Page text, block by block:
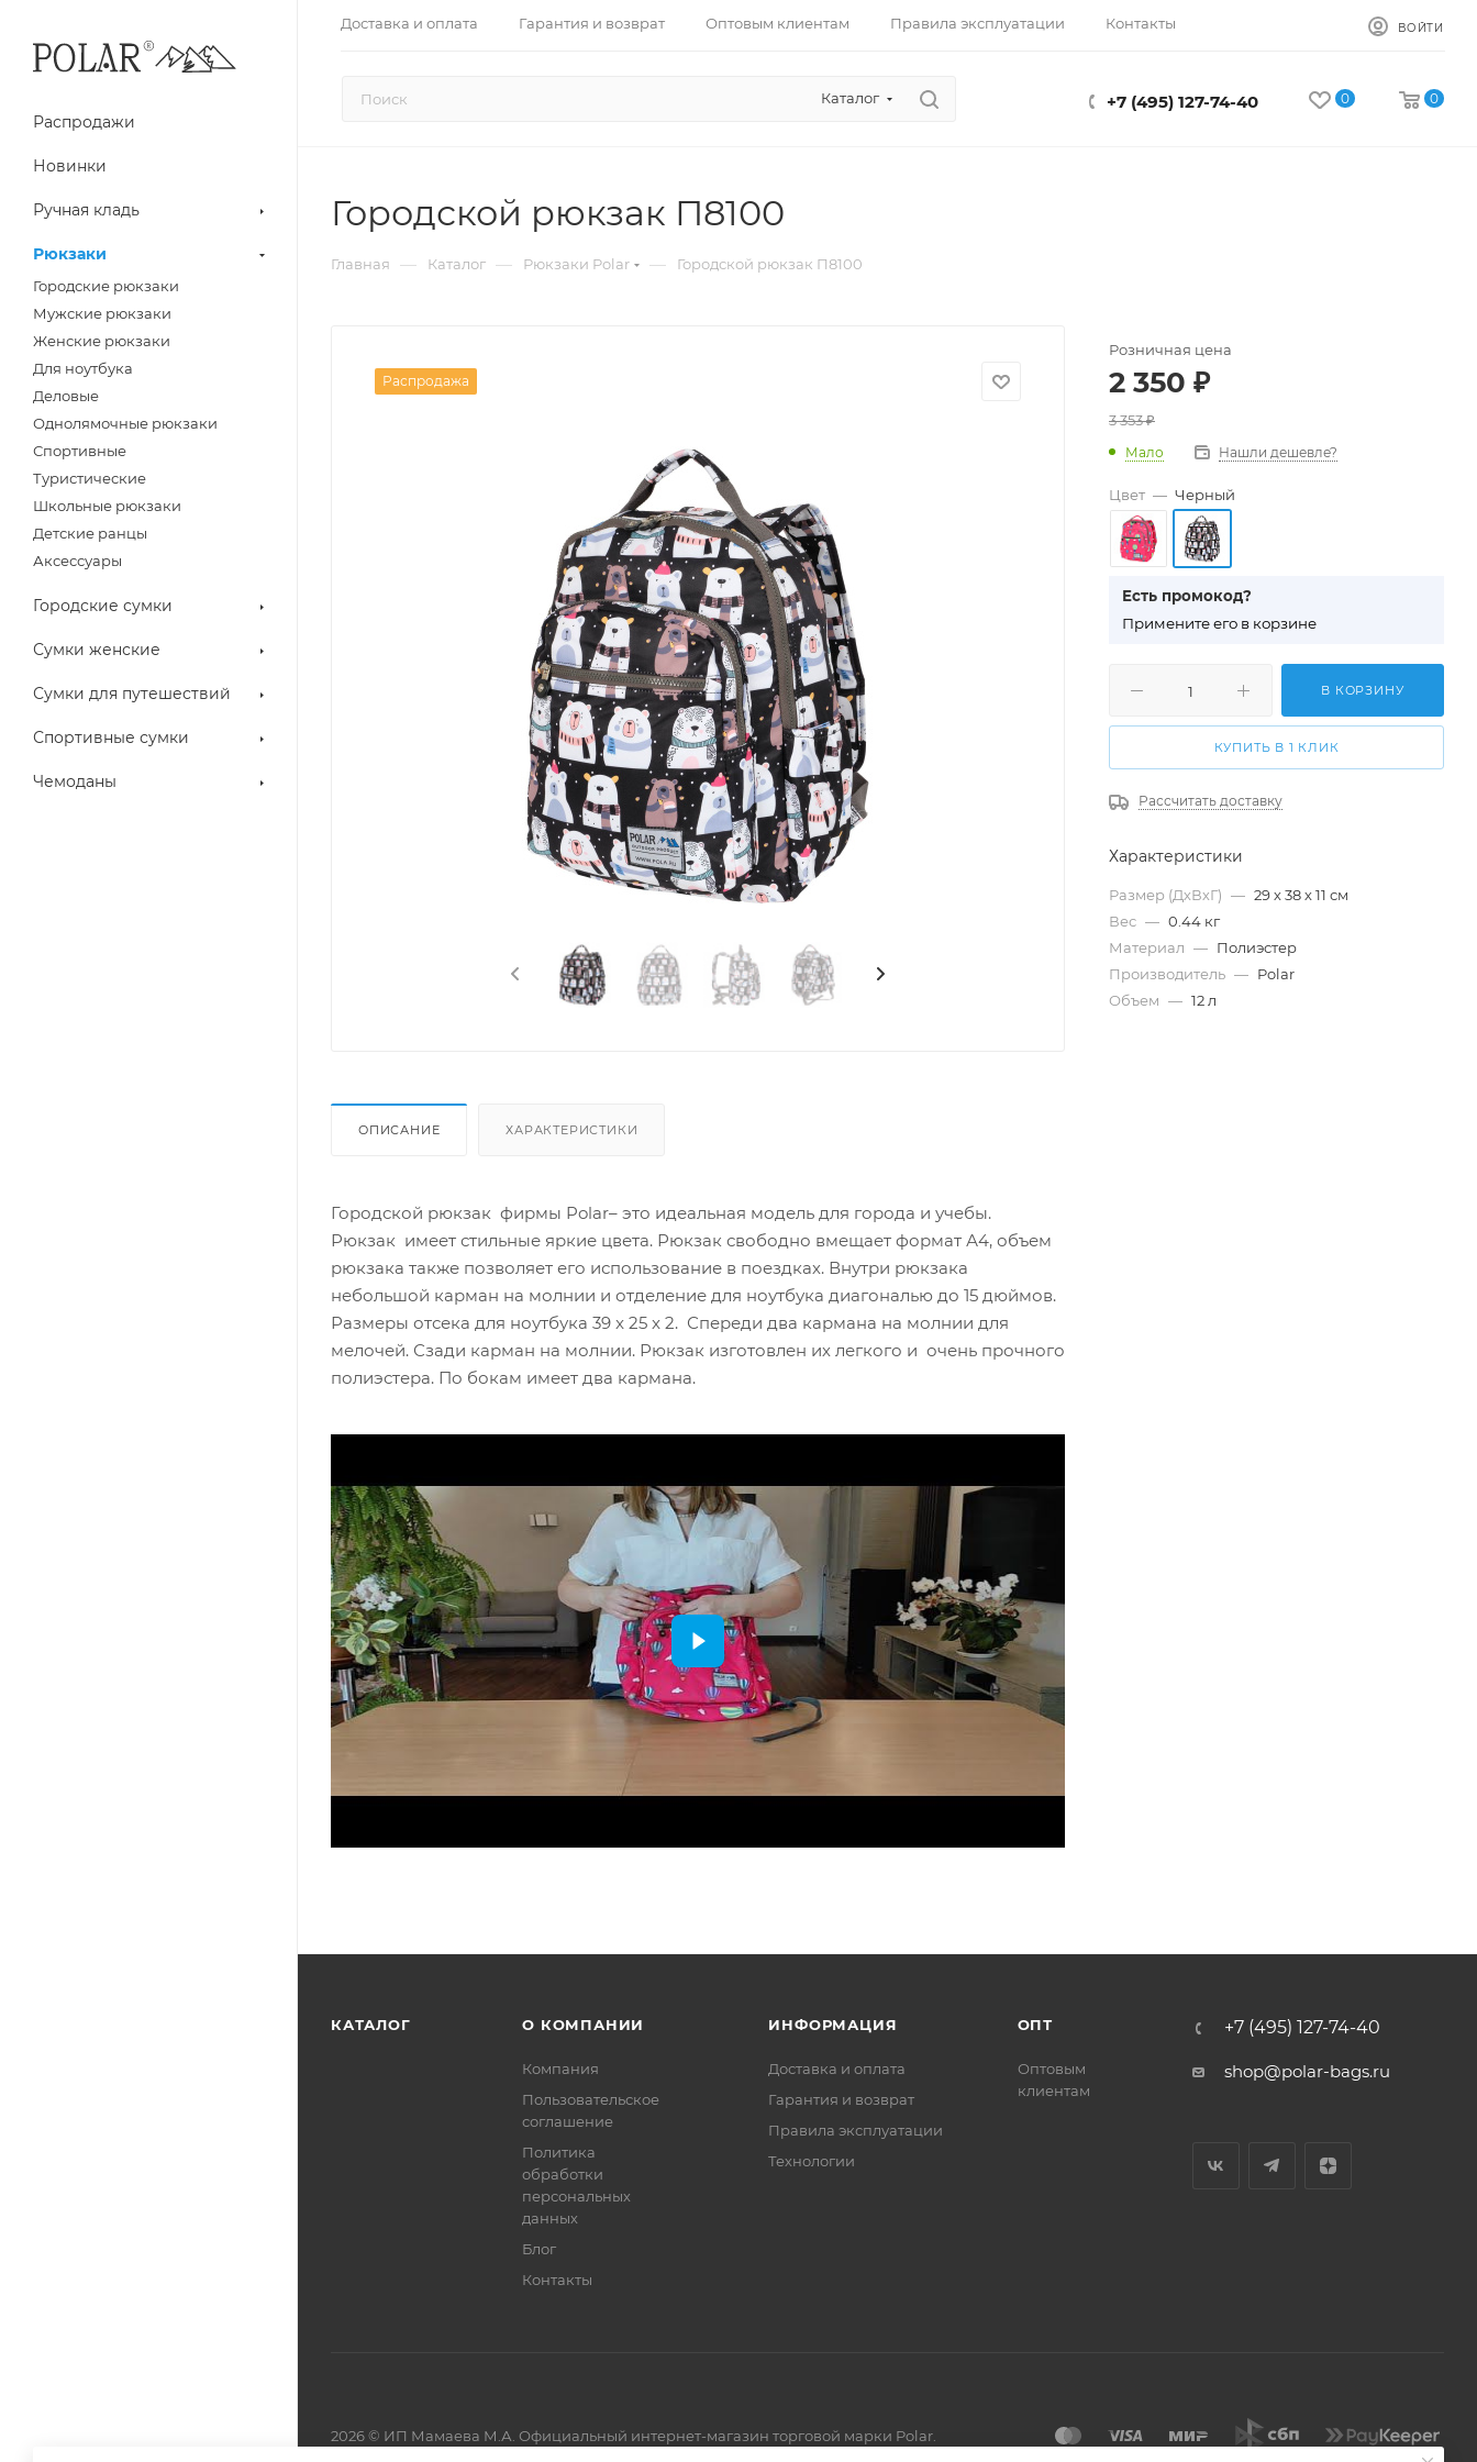
Доставка и оплата Гарантия и возврат Оптовым клиентам Правила эксплуатации Контакты ВОЙТИ
Каталог +7 (495) 127-74-40 0 0
Распродажи
Новинки
Ручная кладь
Рюкзаки
Городские рюкзаки
Мужские рюкзаки
Женские рюкзаки
Для ноутбука
Деловые
Однолямочные рюкзаки
Спортивные
Туристические
Школьные рюкзаки
Детские ранцы
Аксессуары
Городские сумки
Сумки женские
Сумки для путешествий
Спортивные сумки
Чемоданы
Городской рюкзак П8100
Главная — Каталог — Рюкзаки Polar — Городской рюкзак П8100
Распродажа
ОПИСАНИЕ ХАРАКТЕРИСТИКИ
Городской рюкзак фирмы Polar– это идеальная модель для города и учебы.
Рюкзак имеет стильные яркие цвета. Рюкзак свободно вмещает формат А4, объем
рюкзака также позволяет его использование в поездках. Внутри рюкзака
небольшой карман на молнии и отделение для ноутбука диагональю до 15 дюймов.
Размеры отсека для ноутбука 39 x 25 x 2. Спереди два кармана на молнии для
мелочей. Сзади карман на молнии. Рюкзак изготовлен их легкого и очень прочного
полиэстера. По бокам имеет два кармана.
Розничная цена
2 350 ₽
3 353₽
Мало Нашли дешевле?
Цвет — Черный
Есть промокод?
Примените его в корзине
В КОРЗИНУ
КУПИТЬ В 1 КЛИК
Рассчитать доставку
Характеристики
Размер (ДхВхГ) — 29 х 38 х 11 см
Вес — 0.44 кг
Материал — Полиэстер
Производитель — Polar
Объем — 12 л
КАТАЛОГ О КОМПАНИИ
Компания
Пользовательское
соглашение
Политика
обработки
персональных
данных
Блог
Контакты
ИНФОРМАЦИЯ
Доставка и оплата
Гарантия и возврат
Правила эксплуатации
Технологии
ОПТ
Оптовым
клиентам
+7 (495) 127-74-40
shop@polar-bags.ru
2026 © ИП Мамаева М.А. Официальный интернет-магазин торговой марки Polar.